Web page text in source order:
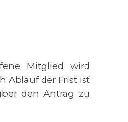
Mitglied wird
Ablauf der Frist ist
den Antrag zu